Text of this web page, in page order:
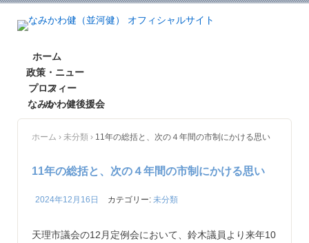
ホーム
政策・ニュー
ス
プロフィー
ル
なみかわ健後援会
ホーム › 未分類 › 11年の総括と、次の４年間の市制にかける思い
11年の総括と、次の４年間の市制にかける思い
2024年12月16日 カテゴリー:未分類
天理市議会の12月定例会において、鈴木議員より来年10